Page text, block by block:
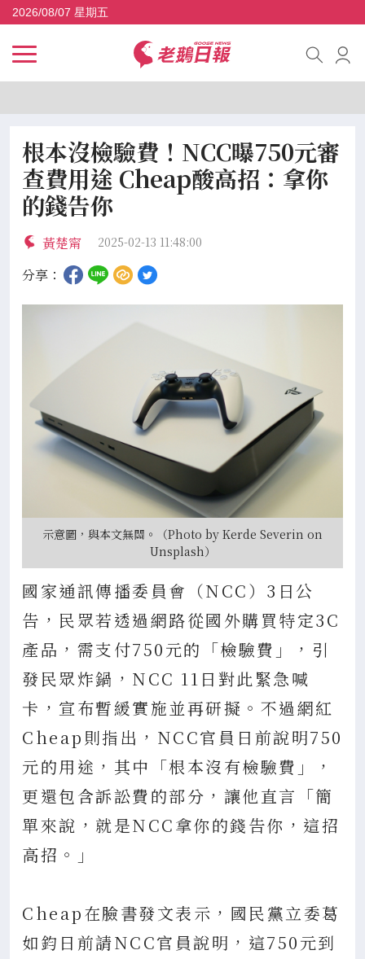
2026/08/07 星期五
根本沒檢驗費！NCC曝750元審
查費用途 Cheap酸高招：拿你
的錢告你
黃楚甯 2025-02-13 11:48:00
分享：
示意圖，與本文無關。（Photo by Kerde Severin on
Unsplash）
國家通訊傳播委員會（NCC）3日公
告，民眾若透過網路從國外購買特定3C
產品，需支付750元的「檢驗費」，引
發民眾炸鍋，NCC 11日對此緊急喊
卡，宣布暫緩實施並再研擬。不過網紅
Cheap則指出，NCC官員日前說明750
元的用途，其中「根本沒有檢驗費」，
更還包含訴訟費的部分，讓他直言「簡
單來說，就是NCC拿你的錢告你，這招
高招。」
Cheap在臉書發文表示，國民黨立委葛
如鈞日前請NCC官員說明，這750元到